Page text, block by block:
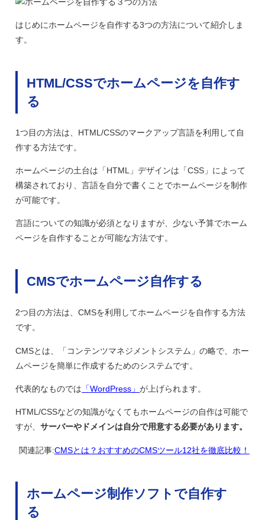
はじめにホームページを自作する3つの方法について紹介しま
す。
HTML/CSSでホームページを自作す
る
1つ目の方法は、HTML/CSSのマークアップ言語を利用して自
作する方法です。
ホームページの土台は「HTML」デザインは「CSS」によって
構築されており、言語を自分で書くことでホームページを制作
が可能です。
言語についての知識が必須となりますが、少ない予算でホーム
ページを自作することが可能な方法です。
CMSでホームページ自作する
2つ目の方法は、CMSを利用してホームページを自作する方法
です。
CMSとは、「コンテンツマネジメントシステム」の略で、ホー
ムページを簡単に作成するためのシステムです。
代表的なものでは 「WordPress」が上げられます。
HTML/CSSなどの知識がなくてもホームページの自作は可能で
すが、サーバーやドメインは自分で用意する必要があります。
関連記事:CMSとは？おすすめのCMSツール12社を徹底比較！
ホームページ制作ソフトで自作す
る